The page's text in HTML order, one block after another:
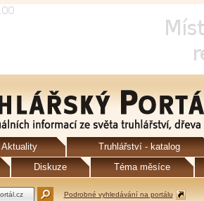
Aktuality
Truhlářství - katalog
Diskuze Téma měsíce
Podrobné vyhledávání na portálu